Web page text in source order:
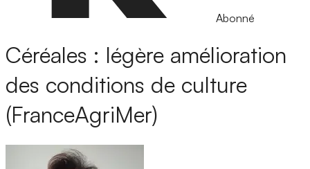
Abonné
Céréales : légère amélioration
des conditions de culture
(FranceAgriMer)